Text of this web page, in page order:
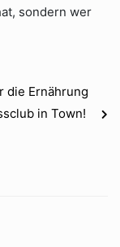
sondern wer
die Ernährung
in Town!